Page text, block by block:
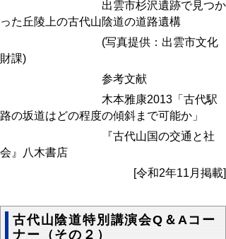
出雲市杉沢遺跡で見つか
った丘陵上の古代山陰道の道路遺構
(写真提供：出雲市文化
財課)
参考文献
木本雅康2013「古代駅
路の坂道はどの程度の傾斜まで可能か」
『古代山国の交通と社
会』八木書店
[令和2年11月掲載]
古代山陰道特別講演会Q＆Aコー
ナー（その２）